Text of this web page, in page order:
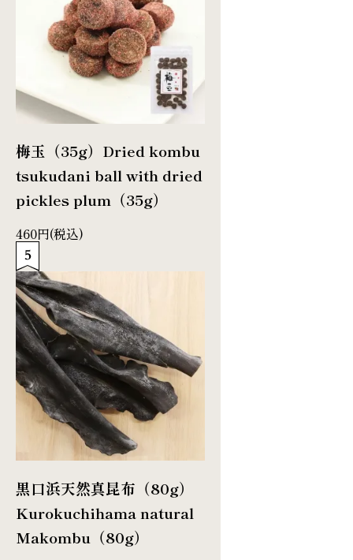
梅玉（35g） Dried kombu
tsukudani ball with dried
pickles plum（35g）
460円(税込)
黒口浜天然真昆布（80g）
Kurokuchihama natural
Makombu（80g）